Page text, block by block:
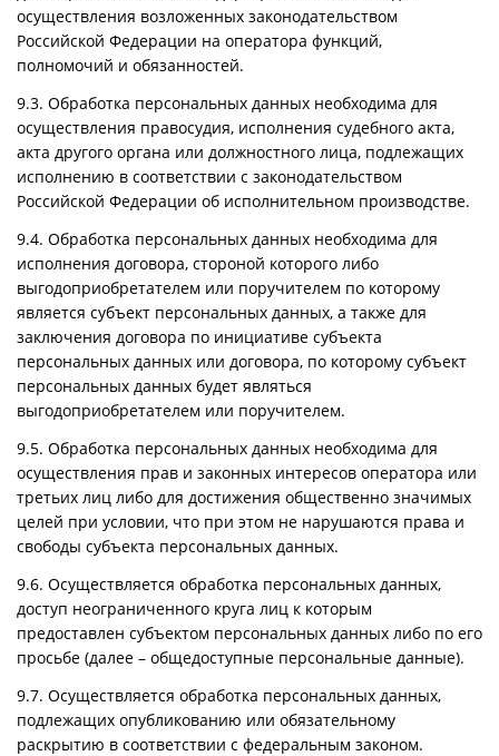
осуществления возложенных законодательством
Российской Федерации на оператора функций,
полномочий и обязанностей.
9.3. Обработка персональных данных необходима для
осуществления правосудия, исполнения судебного акта,
акта другого органа или должностного лица, подлежащих
исполнению в соответствии с законодательством
Российской Федерации об исполнительном производстве.
9.4. Обработка персональных данных необходима для
исполнения договора, стороной которого либо
выгодоприобретателем или поручителем по которому
является субъект персональных данных, а также для
заключения договора по инициативе субъекта
персональных данных или договора, по которому субъект
персональных данных будет являться
выгодоприобретателем или поручителем.
9.5. Обработка персональных данных необходима для
осуществления прав и законных интересов оператора или
третьих лиц либо для достижения общественно значимых
целей при условии, что при этом не нарушаются права и
свободы субъекта персональных данных.
9.6. Осуществляется обработка персональных данных,
доступ неограниченного круга лиц к которым
предоставлен субъектом персональных данных либо по его
просьбе (далее – общедоступные персональные данные).
9.7. Осуществляется обработка персональных данных,
подлежащих опубликованию или обязательному
раскрытию в соответствии с федеральным законом.